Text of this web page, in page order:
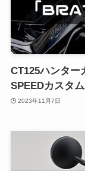
CT125ハンター
SPEEDカスタ
2023年11月7日